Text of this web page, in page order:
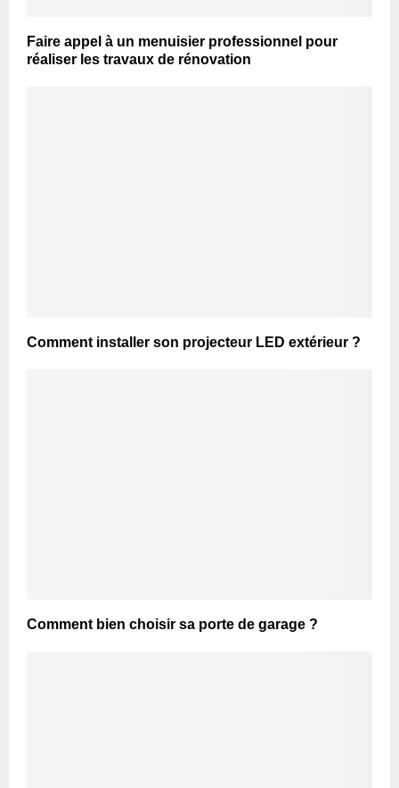
Faire appel à un menuisier professionnel pour
réaliser les travaux de rénovation
Comment installer son projecteur LED extérieur ?
Comment bien choisir sa porte de garage ?